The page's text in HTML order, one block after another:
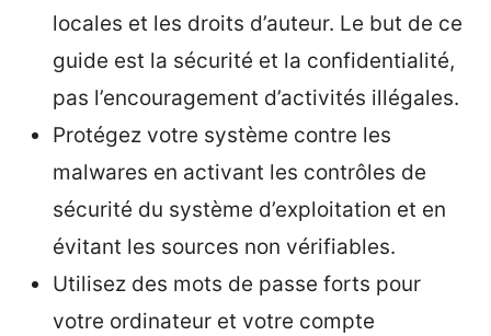
locales et les droits d’auteur. Le but de ce
guide est la sécurité et la confidentialité,
pas l’encouragement d’activités illégales.
Protégez votre système contre les
malwares en activant les contrôles de
sécurité du système d’exploitation et en
évitant les sources non vérifiables.
Utilisez des mots de passe forts pour
votre ordinateur et votre compte